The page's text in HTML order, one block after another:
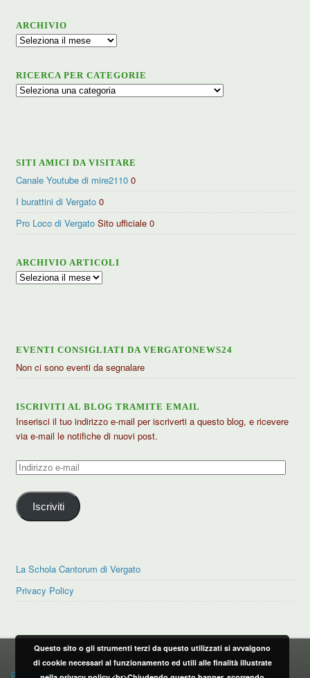
ARCHIVIO
Archivio
RICERCA PER CATEGORIE
Ricerca
SITI AMICI DA VISITARE
Canale Youtube di mire2110 0
I burattini di Vergato 0
Pro Loco di Vergato Sito ufficiale 0
ARCHIVIO ARTICOLI
Archivio
EVENTI CONSIGLIATI DA VERGATONEWS24
Non ci sono eventi da segnalare
ISCRIVITI AL BLOG TRAMITE EMAIL
Inserisci il tuo indirizzo e-mail per iscriverti a questo blog, e ricevere
via e-mail le notifiche di nuovi post.
Indirizzo
mail
Iscriviti
La Schola Cantorum di Vergato
Privacy Policy
PRIVACY POLICY
privacy policy
Questo sito o gli strumenti terzi da questo utilizzati si avvalgono
di cookie necessari al funzionamento ed utili alle finalità illustrate